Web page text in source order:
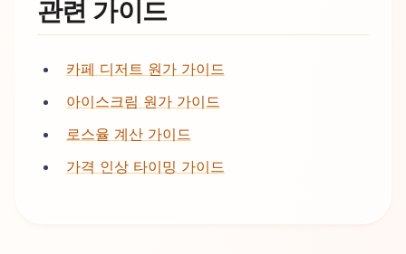
관련 가이드
카페 디저트 원가 가이드
아이스크림 원가 가이드
로스율 계산 가이드
가격 인상 타이밍 가이드